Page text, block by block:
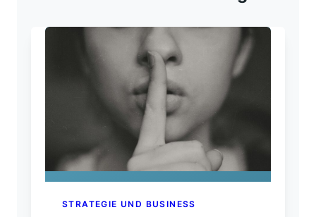
STRATEGIE UND BUSINESS